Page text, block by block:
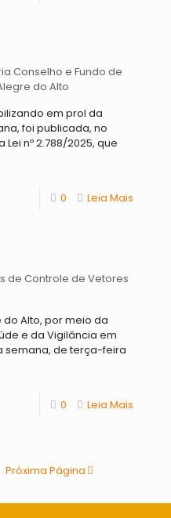
Conselho e Fundo de
do Alto
em prol da
foi publicada, no
nº 2.788/2025, que
0 Leia Mais
de Controle de Vetores
do Alto, por meio da
e da Vigilância em
semana, de terça-feira
0 Leia Mais
Próxima Página